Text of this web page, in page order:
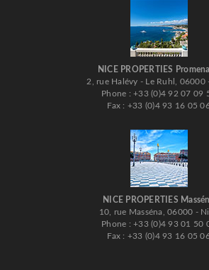
NICE PROPERTIES
2, rue Halévy - Le Ruhl, 06000
Phone : +33 (0)4 92 07 09
Fax : +33 (0)4 93 16 05
NICE PROPERTIES
10, rue Masséna, 06000 -
Phone : +33 (0)4 93 01 50
Fax : +33 (0)4 93 16 05